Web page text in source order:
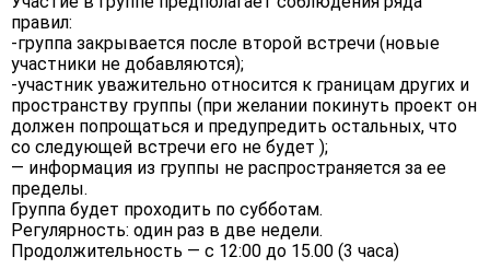
правил:
-группа закрывается после второй встречи (новые
участники не добавляются);
-участник уважительно относится к границам других и
пространству группы (при желании покинуть проект он
должен попрощаться и предупредить остальных, что
со следующей встречи его не будет );
— информация из группы не распространяется за ее
пределы.
Группа будет проходить по субботам.
Регулярность: один раз в две недели.
Продолжительность — с 12:00 до 15.00 (3 часа)